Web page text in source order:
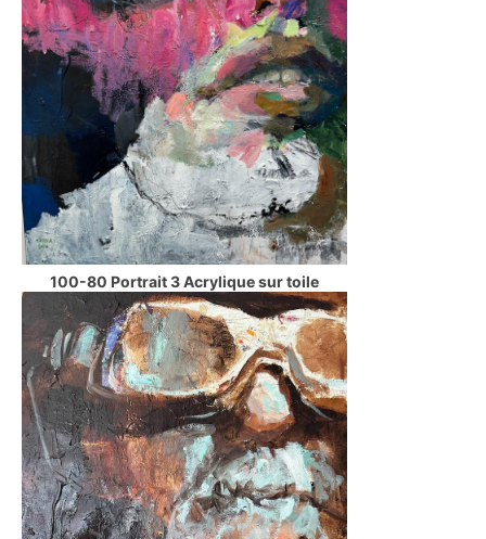
100-80 Portrait 3 Acrylique sur toile